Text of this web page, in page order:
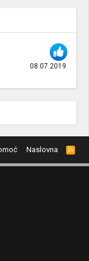
08.07.2019.
Naslovna
R
S
S